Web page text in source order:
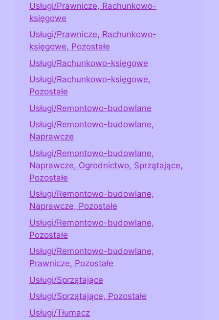
Usługi/Prawnicze, Rachunkowo-
księgowe
Usługi/Prawnicze, Rachunkowo-
księgowe, Pozostałe
Usługi/Rachunkowo-księgowe
Usługi/Rachunkowo-księgowe,
Pozostałe
Usługi/Remontowo-budowlane
Usługi/Remontowo-budowlane,
Naprawcze
Usługi/Remontowo-budowlane,
Naprawcze, Ogrodnictwo, Sprzątające,
Pozostałe
Usługi/Remontowo-budowlane,
Naprawcze, Pozostałe
Usługi/Remontowo-budowlane,
Pozostałe
Usługi/Remontowo-budowlane,
Prawnicze, Pozostałe
Usługi/Sprzątające
Usługi/Sprzątające, Pozostałe
Usługi/Tłumacz